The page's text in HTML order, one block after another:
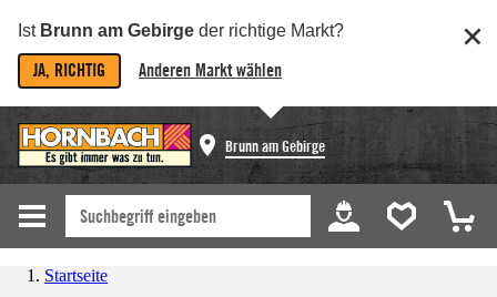
Ist Brunn am Gebirge der richtige Markt?
JA, RICHTIG Anderen Markt wählen
Brunn am Gebirge
Startseite